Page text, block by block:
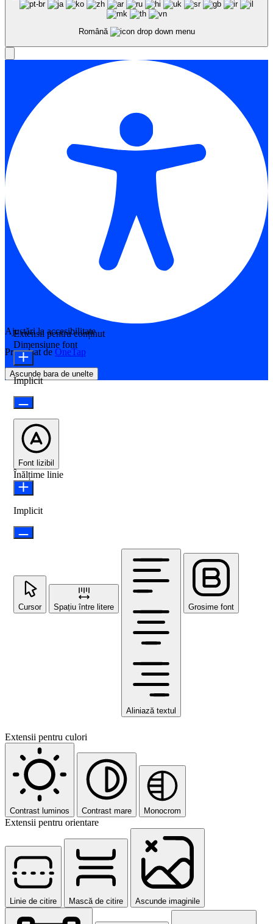
Română
Ajustări la accesibilitate
Propulsat de OneTap
Ascunde bara de unelte
Extensii pentru conținut
Dimensiune font
Implicit
Font lizibil
Înălțime linie
Implicit
Cursor Spațiu între litere
Aliniază textul
Grosime font
Extensii pentru culori
Contrast luminos Contrast mare Monocrom
Extensii pentru orientare
Linie de citire Mască de citire Ascunde imaginile